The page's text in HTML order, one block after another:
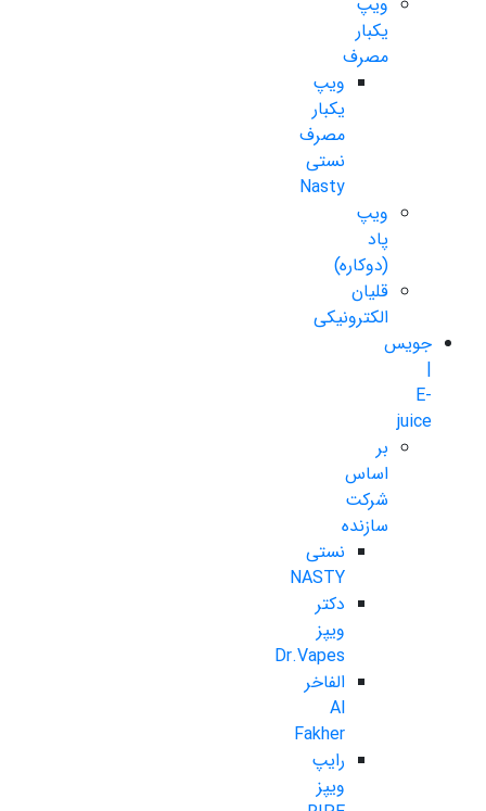
یکبار
مصرف
ویپ
یکبار
مصرف
نستی
Nasty
ویپ
پاد
(دوکاره)
قلیان
الکترونیکی
جویس
|
E-
juice
بر
اساس
شرکت
سازنده
نستی
NASTY
دکتر
ویپز
Dr.Vapes
الفاخر
Al
Fakher
رایپ
ویپز